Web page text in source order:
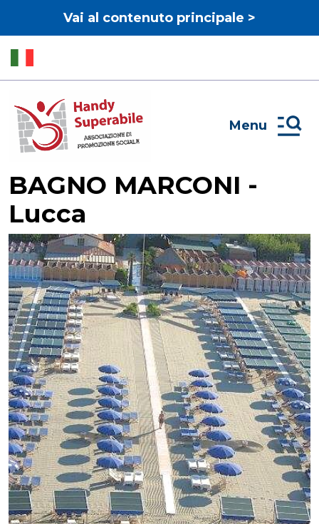
Vai al contenuto principale >
Menu
BAGNO MARCONI -
Lucca